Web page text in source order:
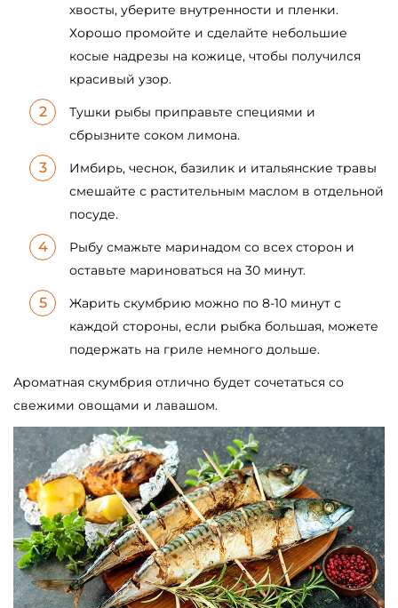
хвосты, уберите внутренности и пленки.
Хорошо промойте и сделайте небольшие
косые надрезы на кожице, чтобы получился
красивый узор.
Тушки рыбы приправьте специями и
сбрызните соком лимона.
Имбирь, чеснок, базилик и итальянские травы
смешайте с растительным маслом в отдельной
посуде.
Рыбу смажьте маринадом со всех сторон и
оставьте мариноваться на 30 минут.
Жарить скумбрию можно по 8-10 минут с
каждой стороны, если рыбка большая, можете
подержать на гриле немного дольше.
Ароматная скумбрия отлично будет сочетаться со
свежими овощами и лавашом.